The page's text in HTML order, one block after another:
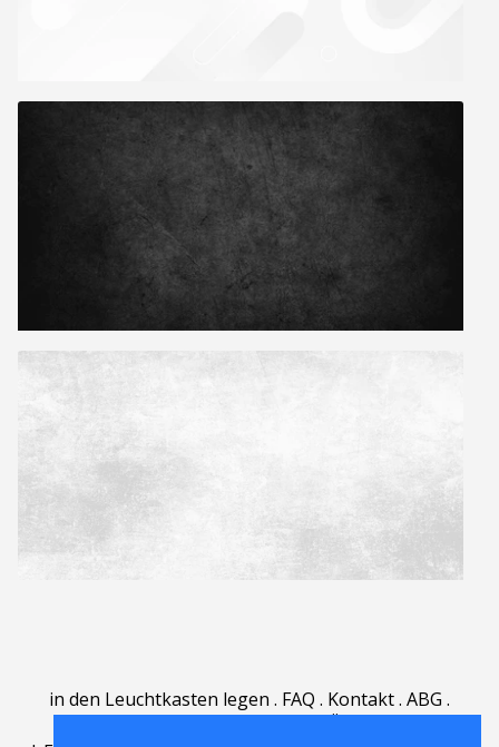
in den Leuchtkasten legen . FAQ . Kontakt. ABG .